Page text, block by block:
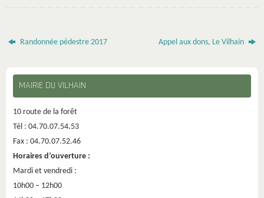
Randonnée pédestre 2017 Appel aux dons, Le Vilhain
MAIRIE DU VILHAIN
10 route de la forêt
Tél : 04.70.07.54.53
Fax : 04.70.07.52.46
Horaires d’ouverture :
Mardi et vendredi :
10h00 – 12h00